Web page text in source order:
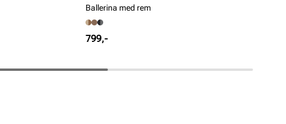
Ballerina med rem
Pris
799,-